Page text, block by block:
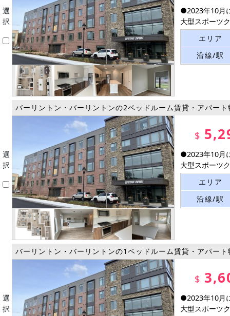
選
択
●2023年10月
大型スポーツ
エリア
沿線/駅
選
択
バーリントン・バーリントンの2ベッドルーム賃貸・アパート
$
●2023年10月
大型スポーツ
エリア
沿線/駅
選
択
バーリントン・バーリントンの1ベッドルーム賃貸・アパート
$
●2023年10月
大型スポーツ